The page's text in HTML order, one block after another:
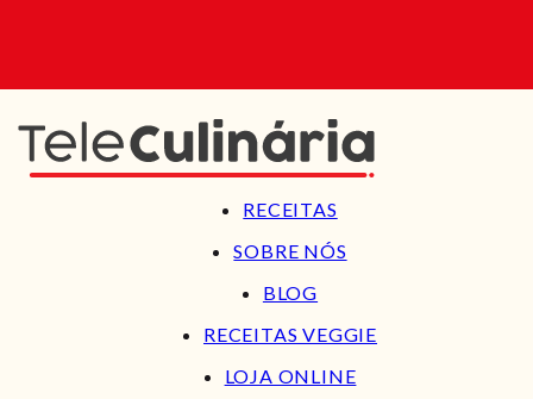
RECEITAS
SOBRE NÓS
BLOG
RECEITAS VEGGIE
LOJA ONLINE